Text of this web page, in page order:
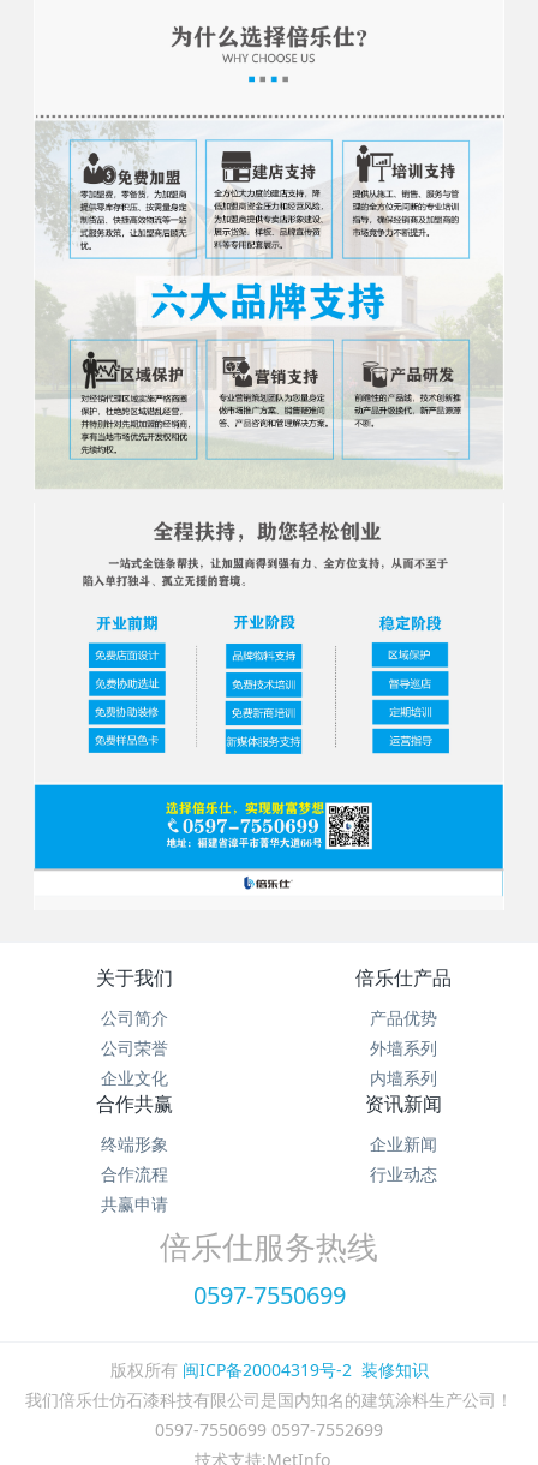
关于我们
公司简介
公司荣誉
企业文化
倍乐仕产品
产品优势
外墙系列
内墙系列
合作共赢
终端形象
合作流程
共赢申请
资讯新闻
企业新闻
行业动态
倍乐仕服务热线
0597-7550699
版权所有 闽ICP备20004319号-2 装修知识
我们倍乐仕仿石漆科技有限公司是国内知名的建筑涂料生产公司！
0597-7550699 0597-7552699
技术支持:MetInfo